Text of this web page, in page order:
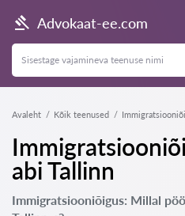
Advokaat-ee.com
Avaleht Kõik teenused
abi Tallinn
Immigratsiooniõigus: Millal